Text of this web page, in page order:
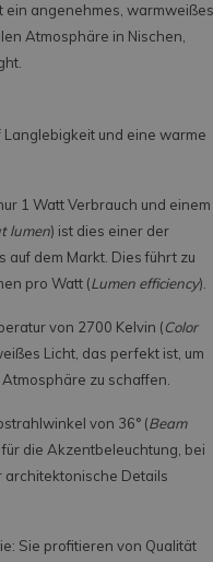
ein angenehmes, warmweißes
Atmosphäre in Nischen,
und eine warme
1 Watt Verbrauch und einem
lumen) ist dies einer der
dem Markt. Dies führt zu
pro Watt (Lumen efficiency).
von 2700 Kelvin (Color
Licht, das perfekt ist, um
zu schaffen.
von 36° (Beam
die Akzentbeleuchtung, bei
architektonische Details
Sie profitieren von Qualität